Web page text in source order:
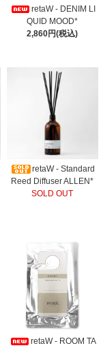
retaW - DENIM LI
QUID MOOD*
2,860円(税込)
retaW - Standard
Reed Diffuser ALLEN*
SOLD OUT
retaW - ROOM TA